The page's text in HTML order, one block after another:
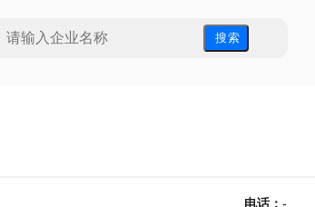
搜 索
电话： -